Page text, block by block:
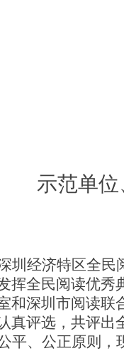
示范单
圳经济特区全民
挥全民阅读优
和深圳市阅读
真评选，共评出
平、公正原则